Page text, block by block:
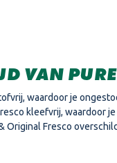
VAN
waardoor je
kleefvrij, waardoor
Original Fresco